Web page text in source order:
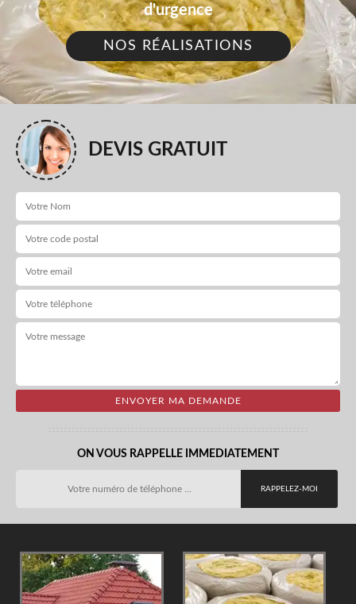
d'urgence
NOS RÉALISATIONS
DEVIS GRATUIT
ON VOUS RAPPELLE IMMEDIATEMENT